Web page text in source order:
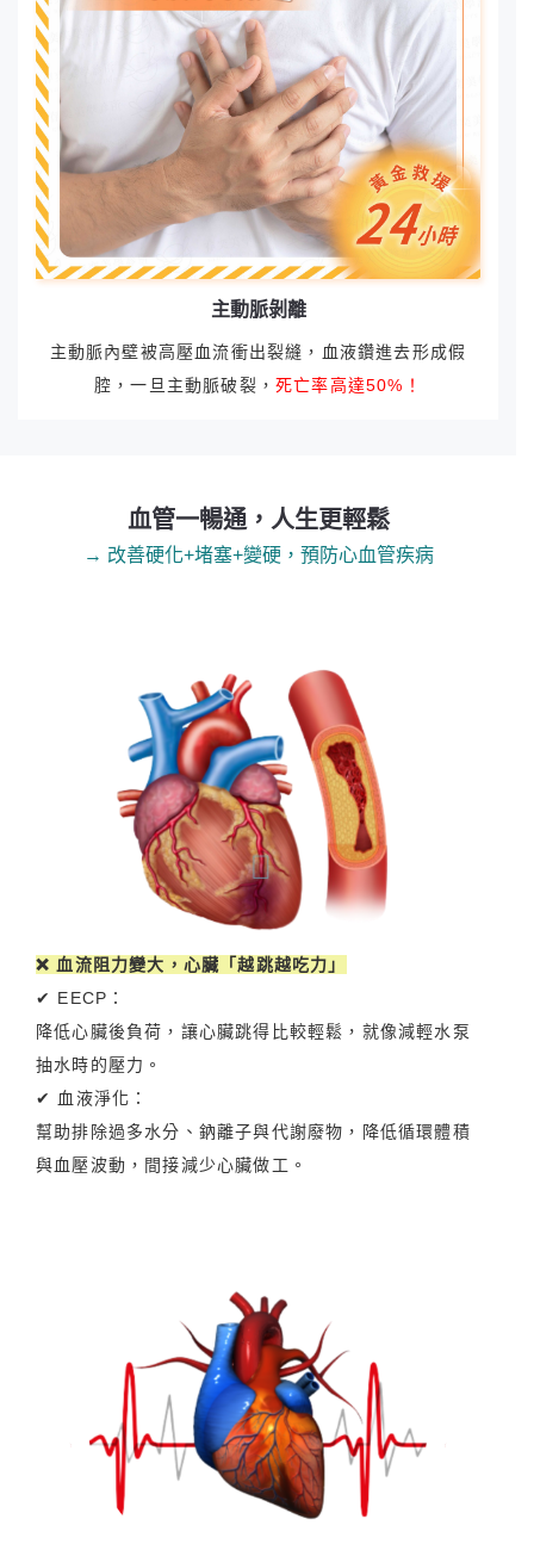
主動脈剝離
主動脈內壁被高壓血流衝出裂縫，血液鑽進去形成假
腔，一旦主動脈破裂，死亡率高達50%！
血管一暢通，人生更輕鬆
→ 改善硬化+堵塞+變硬，預防心血管疾病
❌ 血流阻力變大，心臟「越跳越吃力」
✔ EECP：
降低心臟後負荷，讓心臟跳得比較輕鬆，就像減輕水泵
抽水時的壓力。
✔ 血液淨化：
幫助排除過多水分、鈉離子與代謝廢物，降低循環體積
與血壓波動，間接減少心臟做工。